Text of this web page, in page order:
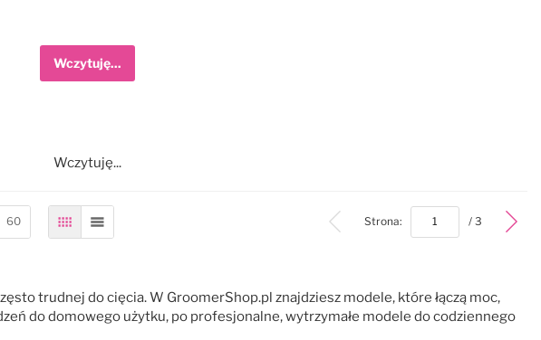
Wczytuję...
Wczytuję...
60 SiatkaLista Strona:bottom / 3
trudnej do cięcia. W GroomerShop.pl znajdziesz modele, które łączą moc,
do domowego użytku, po profesjonalne, wytrzymałe modele do codziennego